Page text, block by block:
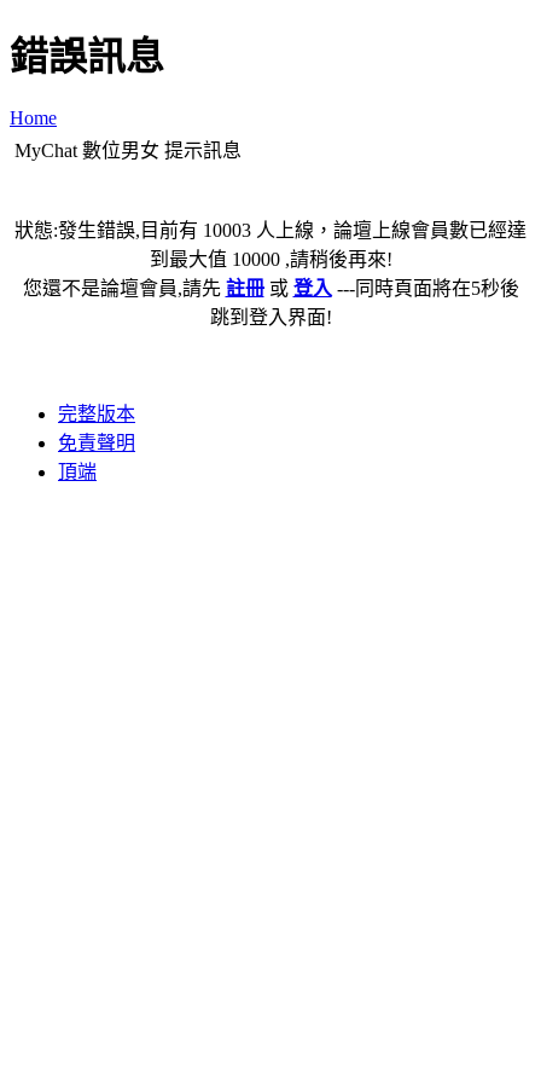
錯誤訊息
Home
MyChat 數位男女 提示訊息
狀態:發生錯誤,目前有 10003 人上線，論壇上線會員數已經達
到最大值 10000 ,請稍後再來!
您還不是論壇會員,請先 註冊或 登入 ---同時頁面將在5秒後
跳到登入界面!
完整版本
免責聲明
頂端